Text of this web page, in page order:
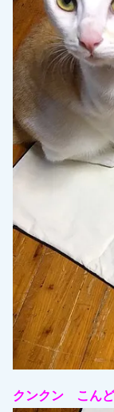
クンクン こん